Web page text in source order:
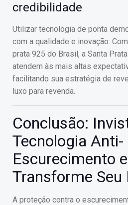
credibilidade
Utilizar tecnologia de ponta
com a qualidade e inovação.
prata 925 do Brasil, a Santa
atendem às mais altas
facilitando sua estratégia de
luxo para revenda.
Conclusão:
Tecnologia Anti-
Escurecimento e
Transforme Seu
A proteção contra o